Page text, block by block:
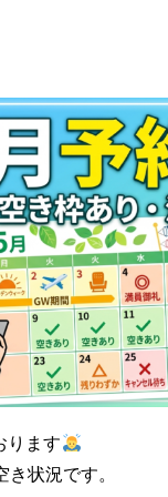
ります
状況です。